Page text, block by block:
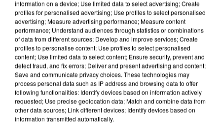
APRÈS TOUTES CES CANICULES, LES REFUGES
DE FAUNE SAUVAGE SONT...
information on a device; Use limited data to select advertising; Create
profiles for personalised advertising; Use profiles to select personalised
advertising; Measure advertising performance; Measure content
performance; Understand audiences through statistics or combinations
of data from different sources; Develop and improve services; Create
profiles to personalise content; Use profiles to select personalised
content; Use limited data to select content; Ensure security, prevent and
detect fraud, and fix errors; Deliver and present advertising and content;
Save and communicate privacy choices. These technologies may
process personal data such as IP address and browsing data to offer
following functionalities: Identify devices based on information actively
requested; Use precise geolocation data; Match and combine data from
other data sources; Link different devices; Identify devices based on
information transmitted automatically.